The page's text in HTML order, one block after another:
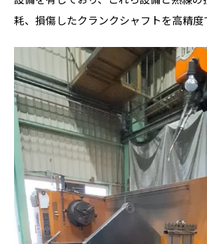
耗、損傷したクランクシャフトを高精度